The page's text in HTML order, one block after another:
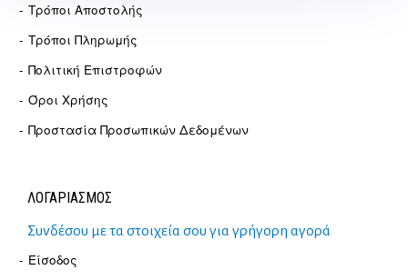
Τρόποι Αποστολής
Τρόποι Πληρωμής
Πολιτική Επιστροφών
Όροι Χρήσης
Προστασία Προσωπικών Δεδομένων
ΛΟΓΑΡΙΑΣΜΟΣ
Συνδέσου με τα στοιχεία σου για γρήγορη αγορά
Είσοδος